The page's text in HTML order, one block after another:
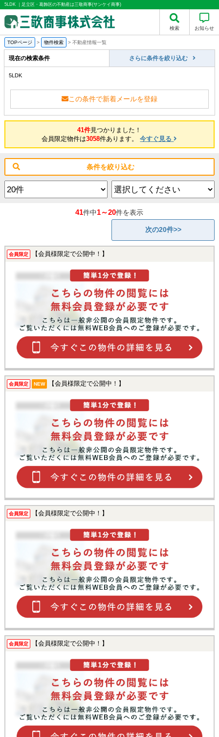
5LDK ｜足立区・葛飾区の不動産は三敬商事(サンケイ商事)
検索 お知らせ
TOPページ > 物件検索 > 不動産情報一覧
現在の検索条件 さらに条件を絞り込む
5LDK
この条件で新着メールを登録
41件見つかりました！
会員限定物件は3058件あります。今すぐ見る
条件を絞り込む
41件中1～20件を表示
次の20件>>
会員限定 【会員様限定で公開中！】
会員限定 NEW 【会員様限定で公開中！】
会員限定 【会員様限定で公開中！】
会員限定 【会員様限定で公開中！】